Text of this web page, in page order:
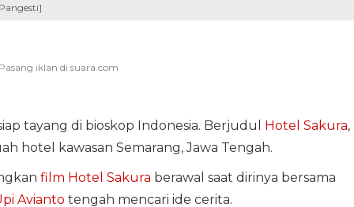
tayang di bioskop Indonesia. Berjudul Hotel Sakura,
hotel kawasan Semarang, Jawa Tengah.
film Hotel Sakura berawal saat dirinya bersama
Avianto tengah mencari ide cerita.